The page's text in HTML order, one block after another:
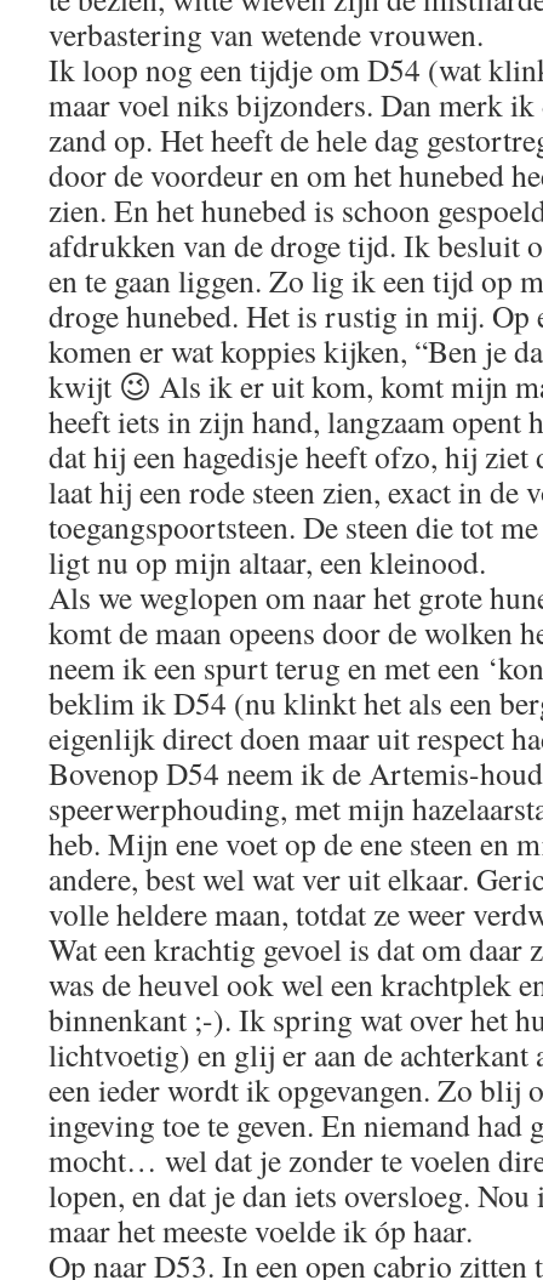
verbastering van wetende vrouwen.
Ik loop nog een tijdje om D54 (wat
maar voel niks bijzonders. Dan merk ik
zand op. Het heeft de hele dag
door de voordeur en om het hunebed
zien. En het hunebed is schoon
afdrukken van de droge tijd. Ik besluit
en te gaan liggen. Zo lig ik een tijd op
droge hunebed. Het is rustig in mij. Op
komen er wat koppies kijken, “Ben je
kwijt 😉 Als ik er uit kom, komt mijn
heeft iets in zijn hand, langzaam opent
dat hij een hagedisje heeft ofzo, hij
laat hij een rode steen zien, exact in de
toegangspoortsteen. De steen die tot
ligt nu op mijn altaar, een kleinood.
Als we weglopen om naar het grote
komt de maan opeens door de wolken
neem ik een spurt terug en met een
beklim ik D54 (nu klinkt het als een
eigenlijk direct doen maar uit respect
Bovenop D54 neem ik de Artemis-
speerwerphouding, met mijn
heb. Mijn ene voet op de ene steen en
andere, best wel wat ver uit elkaar.
volle heldere maan, totdat ze weer
Wat een krachtig gevoel is dat om
was de heuvel ook wel een krachtplek
binnenkant ;-). Ik spring wat over het
lichtvoetig) en glij er aan de achterkant
een ieder wordt ik opgevangen. Zo blij
ingeving toe te geven. En niemand had
mocht… wel dat je zonder te voelen
lopen, en dat je dan iets oversloeg.
maar het meeste voelde ik óp haar.
Op naar D53. In een open cabrio